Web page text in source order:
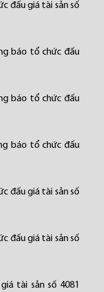
đấu giá tài sản số
báo tổ chức đấu
báo tổ chức đấu
báo tổ chức đấu
đấu giá tài sản số
đấu giá tài sản số
tài sản số 4081